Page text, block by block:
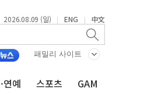
2026.08.09 (일) | ENG | 中文
패밀리 사이트
연예 스포츠 GAM
'
·통제구간 없어